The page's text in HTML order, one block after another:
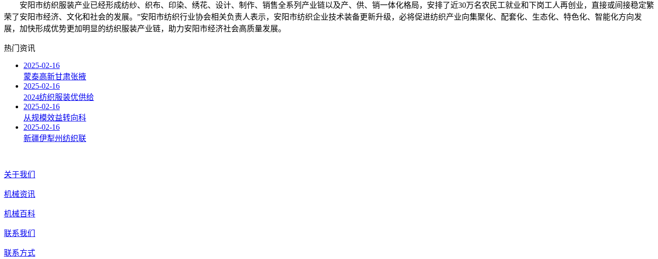
安阳市纺织服装产业已经形成纺纱、织布、印染、绣花、设计、制作、销售全系列产业链以及产、供、销一体化格局，安排了近30万名农民工就业和下岗工人再创业，直接或间接稳定繁
荣了安阳市经济、文化和社会的发展。”安阳市纺织行业协会相关负责人表示，安阳市纺织企业技术装备更新升级，必将促进纺织产业向集聚化、配套化、生态化、特色化、智能化方向发
展，加快形成优势更加明显的纺织服装产业链，助力安阳市经济社会高质量发展。
热门资讯
2025-02-16
蒙泰高新甘肃张掖
2025-02-16
2024纺织服装优供给
2025-02-16
从规模效益转向科
2025-02-16
新疆伊犁州纺织联
关于我们
机械资讯
机械百科
联系我们
联系方式